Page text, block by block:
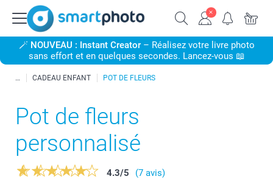
🪄 NOUVEAU : Instant Creator– Réalisez votre livre photo
sans effort et en quelques secondes. Lancez-vous 📖
CADEAU ENFANT POT DE FLEURS
Pot de fleurs
personnalisé
4.3/5
(7 avis)